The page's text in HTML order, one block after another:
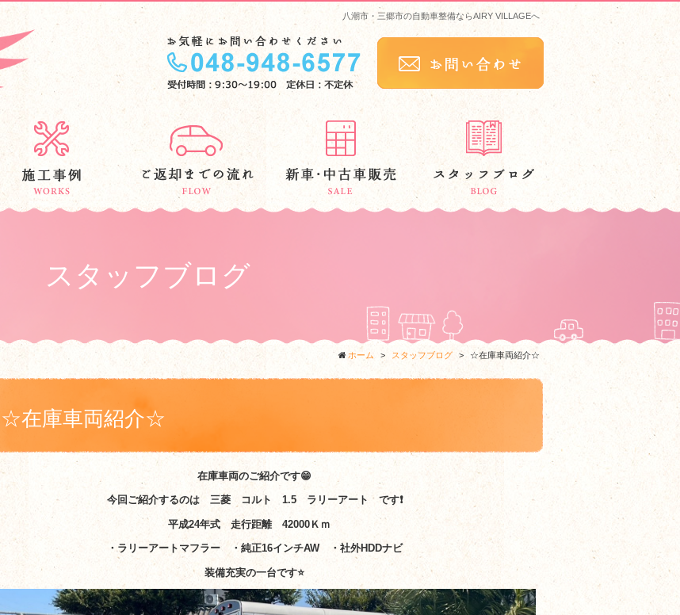
八潮市・三郷市の自動車整備ならAIRY VILLAGEへ
スタッフブログ
ホーム > スタッフブログ > ☆在庫車両紹介☆
☆在庫車両紹介☆
在庫車両のご紹介です😁
今回ご紹介するのは 三菱 コルト 1.5 ラリーアート です❗
平成24年式 走行距離 42000Ｋｍ
・ラリーアートマフラー ・純正16インチAW ・社外HDDナビ
装備充実の一台です⭐